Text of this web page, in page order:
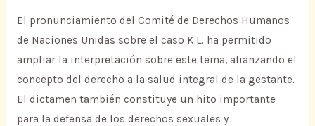
El pronunciamiento del Comité de Derechos Humanos
de Naciones Unidas sobre el caso K.L. ha permitido
ampliar la interpretación sobre este tema, afianzando el
concepto del derecho a la salud integral de la gestante.
El dictamen también constituye un hito importante
para la defensa de los derechos sexuales y